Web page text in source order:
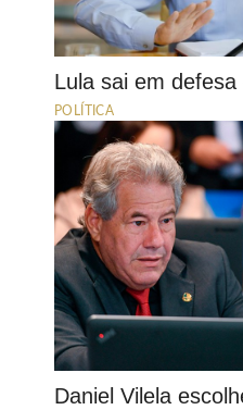
Lula sai em
POLÍTICA
Daniel Vilela